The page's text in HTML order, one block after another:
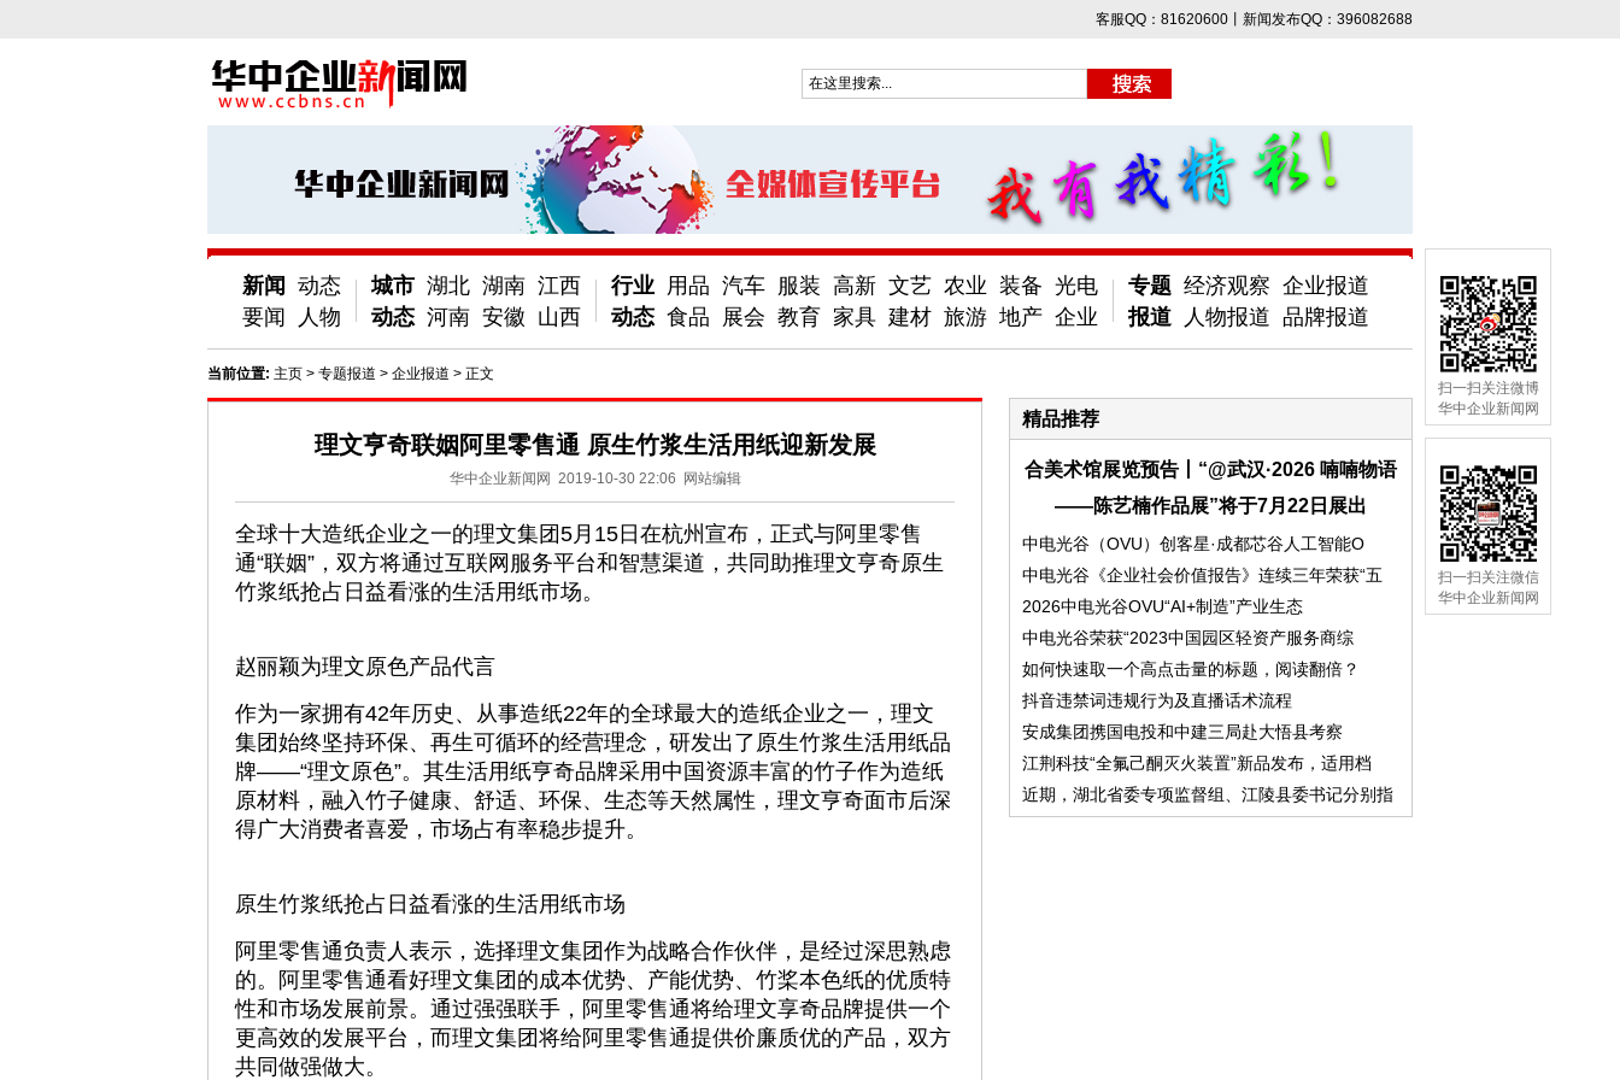
客服QQ：81620600丨新闻发布QQ：396082688
新闻
要闻
动态
人物
城市
动态
湖北 湖南 江西
河南 安徽 山西
行业
动态
用品 汽车 服装 高新 文艺 农业 装备 光电
食品
展会 教育 家具 建材 旅游 地产 企业
专题
报道
经济观察 企业报道
人物报道 品牌报道
扫一扫关注微博
华中企业新闻网
扫一扫关注微信
华中企业新闻网
当前位置: 主页 > 专题报道 > 企业报道 > 正文
理文亨奇联姻阿里零售通 原生竹浆生活用纸迎新发展
华中企业新闻网 2019-10-30 22:06 网站编辑
全球十大造纸企业之一的理文集团5月15日在杭州宣布，正式与阿里零售
通“联姻”，双方将通过互联网服务平台和智慧渠道，共同助推理文亨奇原生
竹浆纸抢占日益看涨的生活用纸市场。
赵丽颖为理文原色产品代言
作为一家拥有42年历史、从事造纸22年的全球最大的造纸企业之一，理文
集团始终坚持环保、再生可循环的经营理念，研发出了原生竹浆生活用纸品
牌——“理文原色”。其生活用纸亨奇品牌采用中国资源丰富的竹子作为造纸
原材料，融入竹子健康、舒适、环保、生态等天然属性，理文亨奇面市后深
得广大消费者喜爱，市场占有率稳步提升。
原生竹浆纸抢占日益看涨的生活用纸市场
阿里零售通负责人表示，选择理文集团作为战略合作伙伴，是经过深思熟虑
的。阿里零售通看好理文集团的成本优势、产能优势、竹桨本色纸的优质特
性和市场发展前景。通过强强联手，阿里零售通将给理文享奇品牌提供一个
更高效的发展平台，而理文集团将给阿里零售通提供价廉质优的产品，双方
共同做强做大。
精品推荐
合美术馆展览预告丨“@武汉·2026 喃喃物语
——陈艺楠作品展”将于7月22日展出
中电光谷（OVU）创客星·成都芯谷人工智能O
中电光谷《企业社会价值报告》连续三年荣获“五
2026中电光谷OVU“AI+制造”产业生态
中电光谷荣获“2023中国园区轻资产服务商综
如何快速取一个高点击量的标题，阅读翻倍？
抖音违禁词违规行为及直播话术流程
安成集团携国电投和中建三局赴大悟县考察
江荆科技“全氟己酮灭火装置”新品发布，适用档
近期，湖北省委专项监督组、江陵县委书记分别指